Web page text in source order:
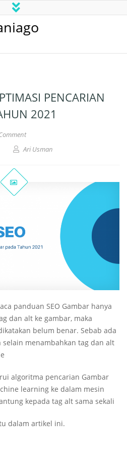
PENCARIAN
2021
Ari Usman
panduan SEO Gambar hanya
dan alt ke gambar, maka
belum benar. Sebab ada
selain menambahkan tag dan alt
algoritma pencarian Gambar
learning ke dalam mesin
kepada tag alt sama sekali
dalam artikel ini.